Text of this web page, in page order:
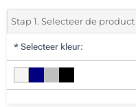
Stap 1. Selecteer de
* Selecteer kleur: